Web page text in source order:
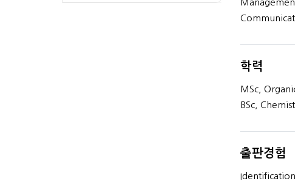
학력
MSc,
BSc,
출판경험